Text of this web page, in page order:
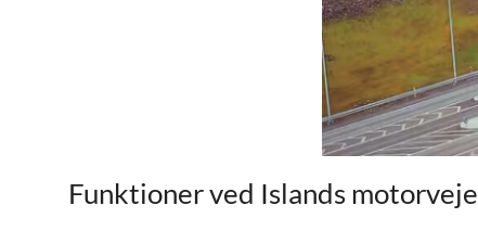
Funktioner ved Islands motorveje